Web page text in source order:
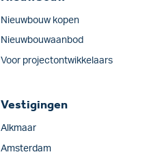
Nieuwbouw kopen
Nieuwbouwaanbod
Voor projectontwikkelaars
Vestigingen
Alkmaar
Amsterdam